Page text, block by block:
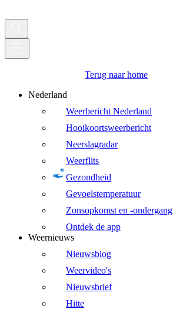
Terug naar home
Nederland
Weerbericht Nederland
Hooikoortsweerbericht
Neerslagradar
Weerflits
Gezondheid
Gevoelstemperatuur
Zonsopkomst en -ondergang
Ontdek de app
Weernieuws
Nieuwsblog
Weervideo's
Nieuwsbrief
Hitte